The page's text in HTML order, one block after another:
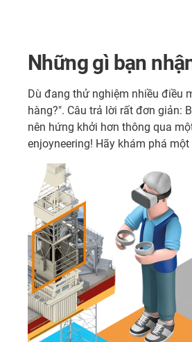
Những gì bạn
Dù đang thử nghiệm nhiều điều
hàng?". Câu trả lời rất đơn giản:
nên hứng khởi hơn thông qua
enjoyneering! Hãy khám phá